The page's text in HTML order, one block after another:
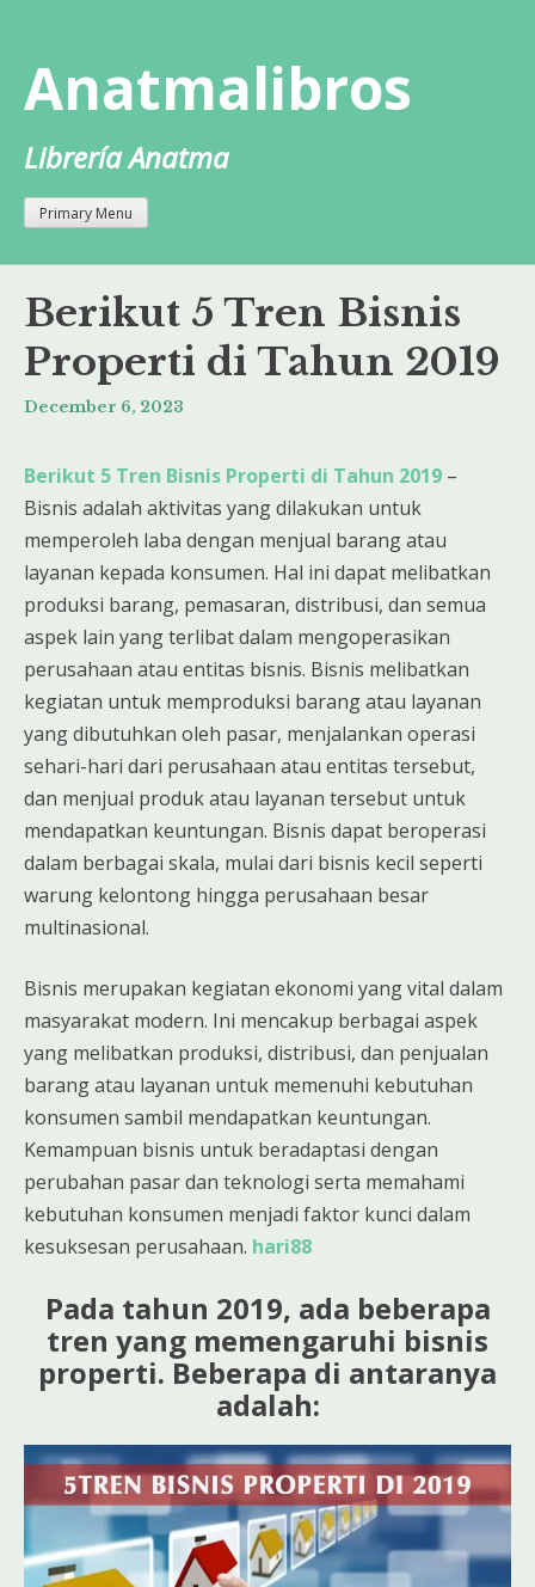
content
Anatmalibros
Librería Anatma
Primary Menu
Berikut 5 Tren Bisnis
Properti di Tahun 2019
December 6, 2023
Berikut 5 Tren Bisnis Properti di Tahun 2019 –
Bisnis adalah aktivitas yang dilakukan untuk
memperoleh laba dengan menjual barang atau
layanan kepada konsumen. Hal ini dapat melibatkan
produksi barang, pemasaran, distribusi, dan semua
aspek lain yang terlibat dalam mengoperasikan
perusahaan atau entitas bisnis. Bisnis melibatkan
kegiatan untuk memproduksi barang atau layanan
yang dibutuhkan oleh pasar, menjalankan operasi
sehari-hari dari perusahaan atau entitas tersebut,
dan menjual produk atau layanan tersebut untuk
mendapatkan keuntungan. Bisnis dapat beroperasi
dalam berbagai skala, mulai dari bisnis kecil seperti
warung kelontong hingga perusahaan besar
multinasional.
Bisnis merupakan kegiatan ekonomi yang vital dalam
masyarakat modern. Ini mencakup berbagai aspek
yang melibatkan produksi, distribusi, dan penjualan
barang atau layanan untuk memenuhi kebutuhan
konsumen sambil mendapatkan keuntungan.
Kemampuan bisnis untuk beradaptasi dengan
perubahan pasar dan teknologi serta memahami
kebutuhan konsumen menjadi faktor kunci dalam
kesuksesan perusahaan. hari88
Pada tahun 2019, ada beberapa
tren yang memengaruhi bisnis
properti. Beberapa di antaranya
adalah: